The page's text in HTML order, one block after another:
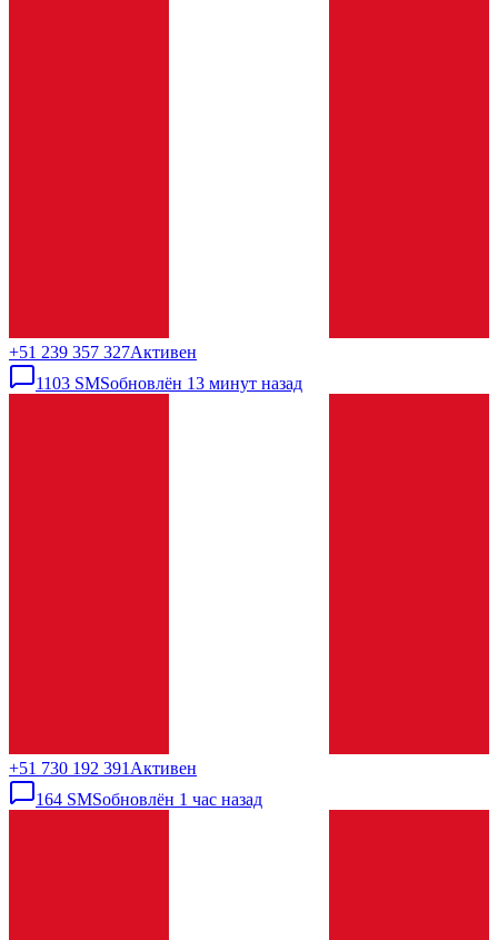
+51 239 357 327Активен
1103 SMSобновлён 13 минут назад
+51 730 192 391 Активен
164 SMSобновлён 1 час назад